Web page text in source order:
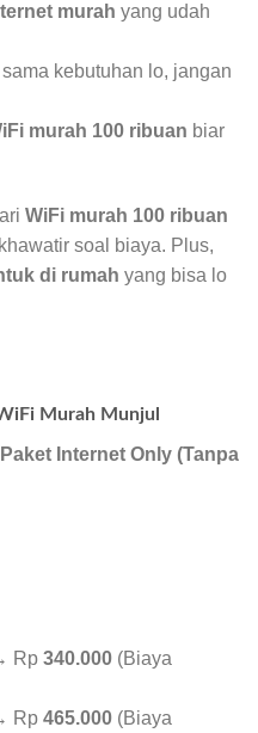
murah yang udah
kebutuhan lo, jangan
murah 100 ribuan biar
WiFi murah 100 ribuan
soal biaya. Plus,
di rumah yang bisa lo
Murah Munjul
Paket Internet Only (Tanpa
Rp 340.000 (Biaya
Rp 465.000 (Biaya